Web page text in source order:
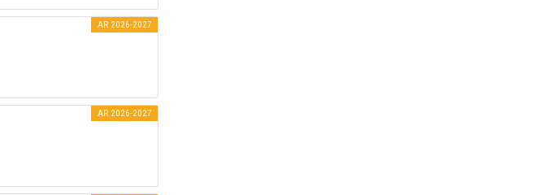
AR 2026-2027
AR 2026-2027